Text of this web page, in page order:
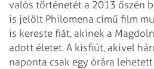
valós történetét a 2013 őszén
is jelölt Philomena című film
is kereste fiát, akinek a
adott életet. A kisfiút, akivel
naponta csak egy órára